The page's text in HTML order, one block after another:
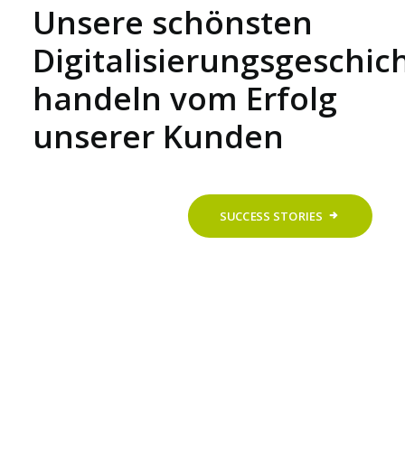
Unsere schönsten
handeln vom Erfolg
unserer Kunden
SUCCESS STORIES